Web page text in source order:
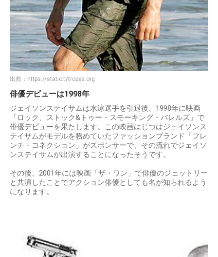
出典： https://static.tvtropes.org
俳優デビューは1998年
ジェイソンステイサムは水泳選手を引退後、1998年に映画
「ロック、ストック&トゥー・スモーキング・バレルズ」で
俳優デビューを果たします。この映画はじつはジェイソンス
テイサムがモデルを務めていたファッションブランド「フレ
ンチ・コネクション」がスポンサーで、その流れでジェイソ
ンステイサムが出演することになったそうです。
その後、2001年には映画「ザ・ワン」で俳優のジェットリー
と共演したことでアクション俳優としても名が知られるよう
になります。